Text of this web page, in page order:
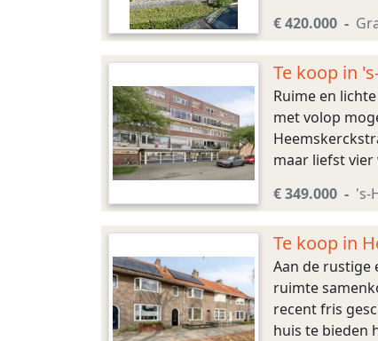
€ 420.000
Te koop in
Ruime en
met volop
maar liefst
€ 349.000 's-
Te koop in
Aan de rustige
ruimte
recent fris
huis te bieden